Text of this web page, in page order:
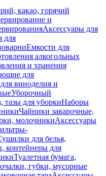
какао, горячий
и
Аксессуары для
для
Емкости для
алкогольных
и хранения
для
виноделия и
Уборочный
тазы для уборкиНаборы
Чайники заварочные,
молочникиАксессуары
для белья,
контейнеры для
Туалетная бумага,
губки, мусорные